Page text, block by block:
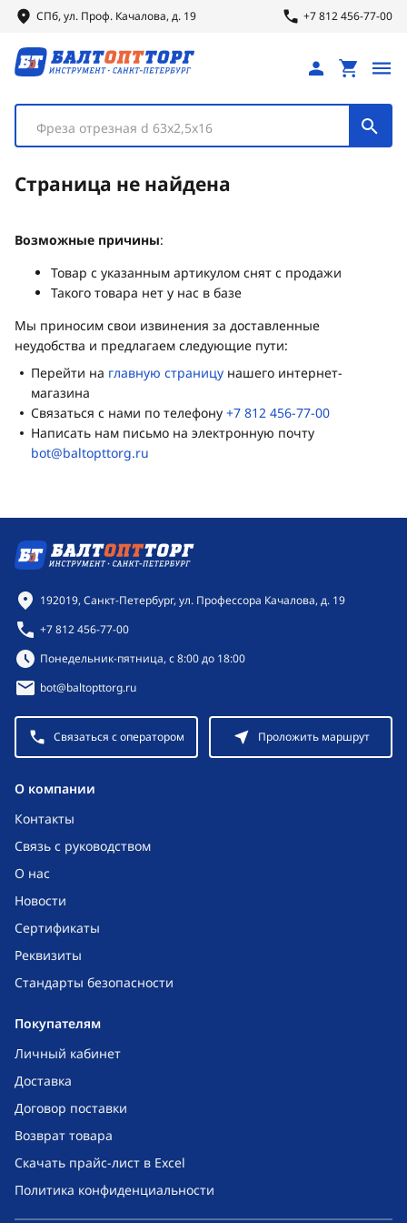
СПб, ул. Проф. Качалова, д. 19 +7 812 456-77-00
Фреза отрезная d 63х2,5х16
Страница не найдена
Возможные причины:
Товар с указанным артикулом снят с продажи
Такого товара нет у нас в базе
Мы приносим свои извинения за доставленные
неудобства и предлагаем следующие пути:
Перейти на главную страницу нашего интернет-
магазина
Связаться с нами по телефону +7 812 456-77-00
Написать нам письмо на электронную почту
bot@baltopttorg.ru
O компании
Контакты
Связь с руководством
О нас
Новости
Сертификаты
Реквизиты
Стандарты безопасности
Покупателям
Личный кабинет
Доставка
Договор поставки
Возврат товара
Скачать прайс-лист в Excel
Политика конфиденциальности
Контактная информация
192019, Санкт-Петербург, ул. Профессора Качалова, д. 19
+7 812 456-77-00
Режим работы:
Понедельник-пятница, с 8:00 до 18:00
bot@baltopttorg.ru
Связаться с оператором Проложить маршрут